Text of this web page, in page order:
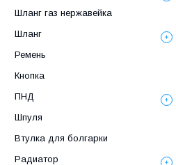
Шланг газ нержавейка
Шланг
Ремень
Кнопка
ПНД
Шпуля
Втулка для болгарки
Радиатор